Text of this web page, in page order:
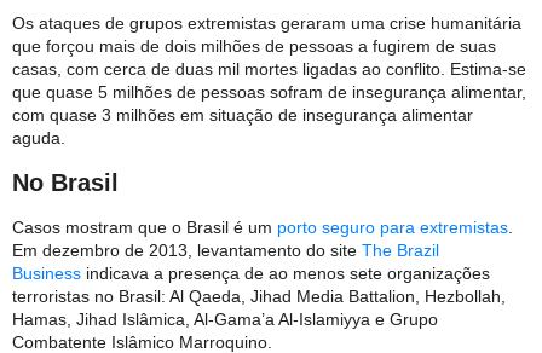
Os ataques de grupos extremistas geraram uma crise humanitária
que forçou mais de dois milhões de pessoas a fugirem de suas
casas, com cerca de duas mil mortes ligadas ao conflito. Estima-se
que quase 5 milhões de pessoas sofram de insegurança alimentar,
com quase 3 milhões em situação de insegurança alimentar
aguda.
No Brasil
Casos mostram que o Brasil é um porto seguro para extremistas
Em dezembro de 2013, levantamento do site The Brazil
Business indicava a presença de ao menos sete organizações
terroristas no Brasil: Al Qaeda, Jihad Media Battalion, Hezbollah,
Hamas, Jihad Islâmica, Al-Gama’a Al-Islamiyya e Grupo
Combatente Islâmico Marroquino.